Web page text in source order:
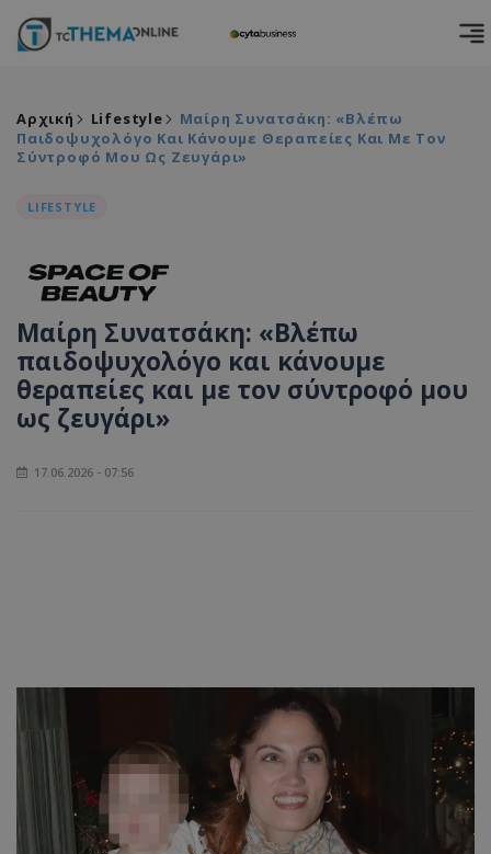
Αρχική Lifestyle
Μαίρη Συνατσάκη: «Βλέπω
Παιδοψυχολόγο Και Κάνουμε Θεραπείες Και Με Τον
Σύντροφό Μου Ως Ζευγάρι»
LIFESTYLE
Μαίρη Συνατσάκη: «Βλέπω
παιδοψυχολόγο και κάνουμε
θεραπείες και με τον σύντροφό μου
ως ζευγάρι»
17.06.2026 - 07:56